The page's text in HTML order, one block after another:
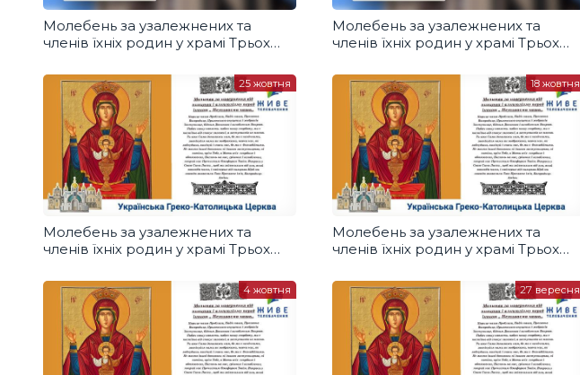
Молебень за узалежнених та
членів їхніх родин у храмі Трьох
15.11.2020
Молебень за узалежнених та
членів їхніх родин у храмі Трьох
08.11.2020
Молебень за узалежнених та
членів їхніх родин у храмі Трьох
25 жовтня
Молебень за узалежнених та
членів їхніх родин у храмі Трьох
18.10.2020
18 жовтня
4 жовтня 27 вересня